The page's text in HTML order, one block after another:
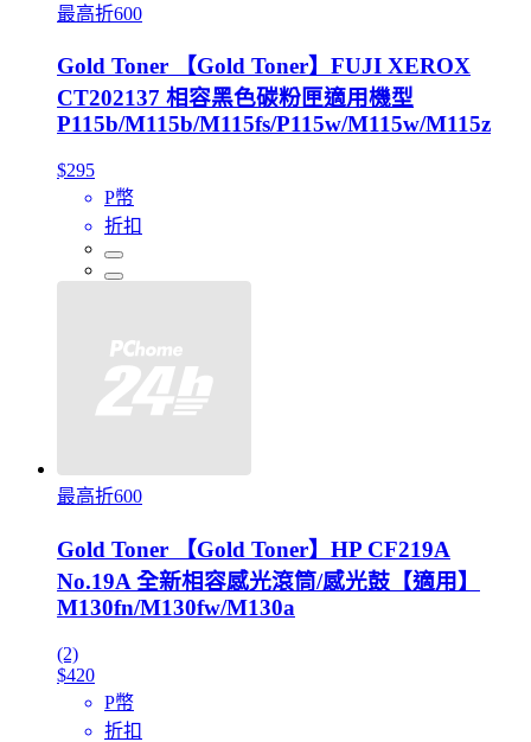
最高折600
Gold Toner 【Gold Toner】FUJI XEROX
CT202137 相容黑色碳粉匣適用機型
P115b/M115b/M115fs/P115w/M115w/M115z
$295
P幣
折扣
最高折600
Gold Toner 【Gold Toner】HP CF219A
No.19A 全新相容感光滾筒/感光鼓【適用】
M130fn/M130fw/M130a
(2)
$420
P幣
折扣